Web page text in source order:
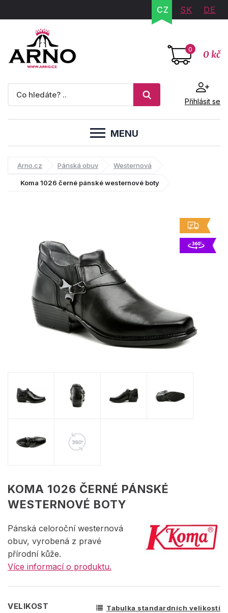
CZ SK DE
0 0 kč
Přihlásit se
MENU
Arno.cz Pánská obuv Westernová
Koma 1026 černé pánské westernové boty
KOMA 1026 ČERNÉ PÁNSKÉ
WESTERNOVÉ BOTY
Pánská celoroční westernová
obuv, vyrobená z pravé
přírodní kůže.
Více informací o produktu.
VELIKOST Tabulka standardních velikostí